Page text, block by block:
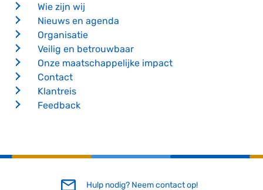
Wie zijn wij
Nieuws en agenda
Organisatie
Veilig en betrouwbaar
Onze maatschappelijke impact
Contact
Klantreis
Feedback
Hulp nodig? Neem contact op!